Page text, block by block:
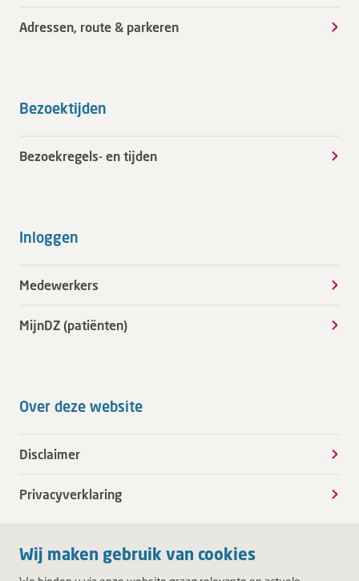
Wij maken gebruik van cookies
Adressen, route & parkeren
Bezoektijden
Bezoekregels- en tijden
Inloggen
Medewerkers
MijnDZ (patiënten)
Over deze website
Disclaimer
Privacyverklaring